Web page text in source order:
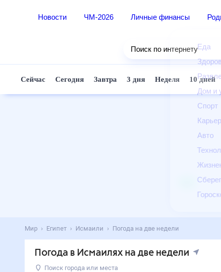
Новости ЧМ-2026 Личные финансы
Еда
Дом
Спорт
Авто
Поиск по интернету
Сейчас Сегодня Завтра 3 дня Неделя 10
Мир Египет Исмаили Погода на две недели
Погода в Исмаилях на две недели
Поиск города или места